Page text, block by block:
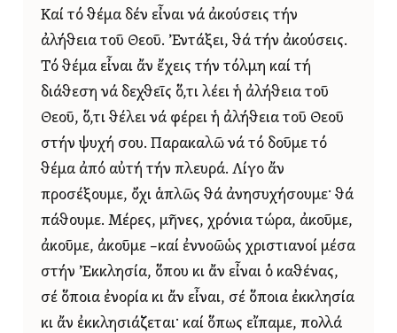
Καί τό θέμα δέν εἶναι νά ἀκούσεις τήν
ἀλήθεια τοῦ Θεοῦ. Ἐντάξει, θά τήν ἀκούσεις.
Τό θέμα εἶναι ἄν ἔχεις τήν τόλμη καί τή
διάθεση νά δεχθεῖς ὅ,τι λέει ἡ ἀλήθεια τοῦ
Θεοῦ, ὅ,τι θέλει νά φέρει ἡ ἀλήθεια τοῦ Θεοῦ
στήν ψυχή σου. Παρακαλῶ νά τό δοῦμε τό
θέμα ἀπό αὐτή τήν πλευρά. Λίγο ἄν
προσέξουμε, ὄχι ἁπλῶς θά ἀνησυχήσουμε· θά
πάθουμε. Μέρες, μῆνες, χρόνια τώρα, ἀκοῦμε,
ἀκοῦμε, ἀκοῦμε –καί ἐννοῶὡς χριστιανοί μέσα
στήν Ἐκκλησία, ὅπου κι ἄν εἶναι ὁ καθένας,
σέ ὅποια ἐνορία κι ἄν εἶναι, σέ ὅποια ἐκκλησία
κι ἄν ἐκκλησιάζεται· καί ὅπως εἴπαμε, πολλά